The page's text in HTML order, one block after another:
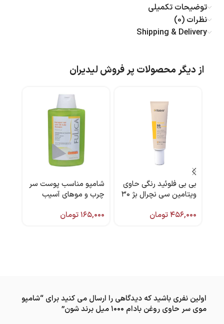
توضیحات تکمیلی
نظرات (0)
Shipping & Delivery
از دیگر محصولات پر فروش لیدیران
بی بی فلوئید رنگی حاوی
ویتامین سی نچرال بژ ۳۰
۴۵۶,۰۰۰تومان
شامپو مناسب پوست سر
چرب و موهای آسیب
۱۶۵,۰۰۰تومان
اولین نفری باشید که دیدگاهی را ارسال می کنید برای “شامپو
موی سر حاوی روغن بادام ۱۰۰۰ میل برند شون”